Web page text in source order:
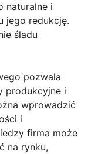
naturalne i
jego redukcję.
śladu
pozwala
produkcyjne i
wprowadzić
i
firma może
na rynku,